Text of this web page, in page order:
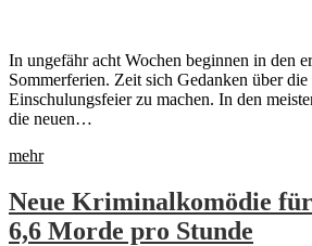
In ungefähr acht Wochen beginnen in den
Sommerferien. Zeit sich Gedanken über
Einschulungsfeier zu machen. In den
die neuen…
mehr
Neue Kriminalkomödie
6,6 Morde pro Stunde